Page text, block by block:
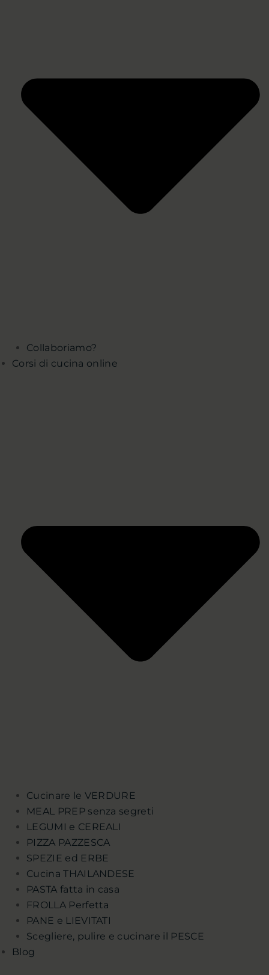
Collaboriamo?
Corsi di cucina online
Cucinare le VERDURE
MEAL PREP senza segreti
LEGUMI e CEREALI
PIZZA PAZZESCA
SPEZIE ed ERBE
Cucina THAILANDESE
PASTA fatta in casa
FROLLA Perfetta
PANE e LIEVITATI
Scegliere, pulire e cucinare il PESCE
Blog